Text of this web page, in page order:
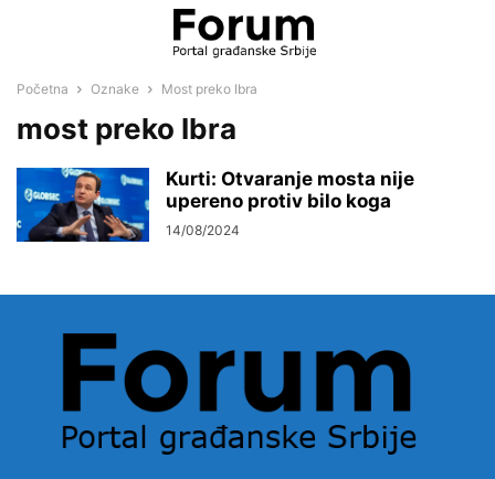
Početna Oznake Most preko Ibra
most preko Ibra
Kurti: Otvaranje mosta nije
upereno protiv bilo koga
14/08/2024